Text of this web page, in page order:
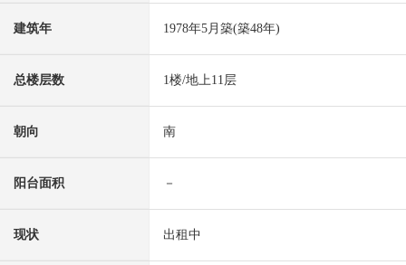
建筑年 1978年5月築(築48年)
总楼层数 1楼/地上11层
朝向 南
阳台面积 －
现状 出租中